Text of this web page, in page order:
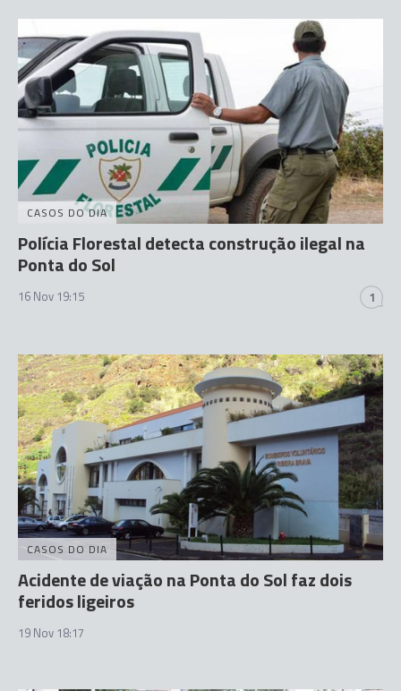
CASOS DO DIA
Polícia Florestal detecta construção ilegal na
Ponta do Sol
16 Nov 19:15 1
CASOS DO DIA
Acidente de viação na Ponta do Sol faz dois
feridos ligeiros
19 Nov 18:17